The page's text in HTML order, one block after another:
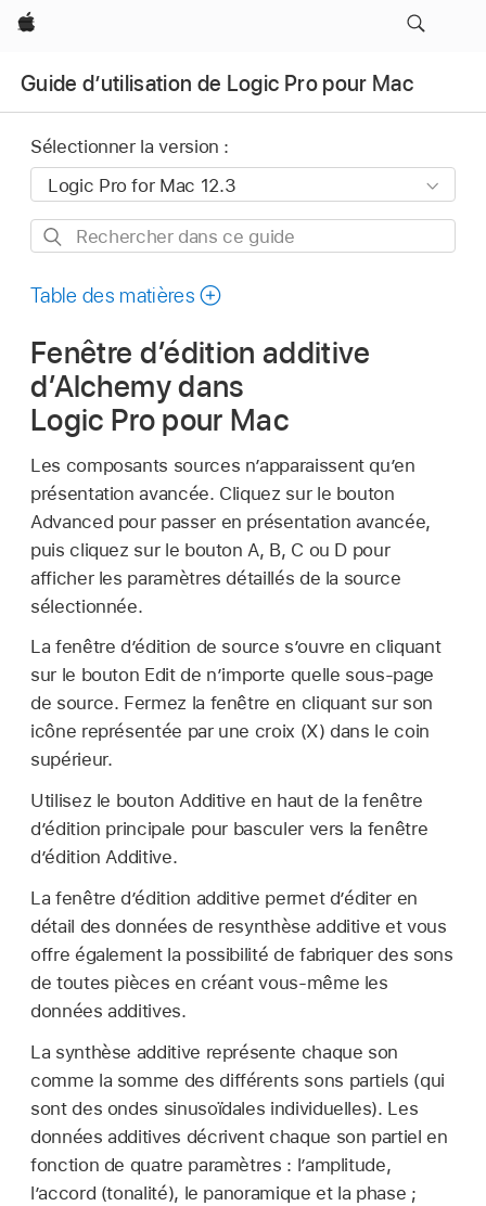
Apple
Guide d’utilisation de Logic Pro pour Mac
Sélectionner la version :
Rechercher
ce
Table des matières
Fenêtre d’édition additive
d’Alchemy dans
Logic Pro pour Mac
Les composants sources n’apparaissent qu’en
présentation avancée. Cliquez sur le bouton
Advanced pour passer en présentation avancée,
puis cliquez sur le bouton A, B, C ou D pour
afficher les paramètres détaillés de la source
sélectionnée.
La fenêtre d’édition de source s’ouvre en cliquant
sur le bouton Edit de n’importe quelle sous-page
de source. Fermez la fenêtre en cliquant sur son
icône représentée par une croix (X) dans le coin
supérieur.
Utilisez le bouton Additive en haut de la fenêtre
d’édition principale pour basculer vers la fenêtre
d’édition Additive.
La fenêtre d’édition additive permet d’éditer en
détail des données de resynthèse additive et vous
offre également la possibilité de fabriquer des sons
de toutes pièces en créant vous-même les
données additives.
La synthèse additive représente chaque son
comme la somme des différents sons partiels (qui
sont des ondes sinusoïdales individuelles). Les
données additives décrivent chaque son partiel en
fonction de quatre paramètres : l’amplitude,
l’accord (tonalité), le panoramique et la phase ;